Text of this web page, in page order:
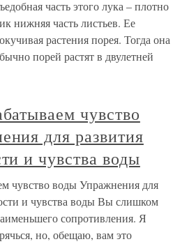
часть этого лука – плотно
нижняя часть листьев. Ее
растения порея. Тогда она
порей растят в двулетней
чувство
для развития
и чувства воды
чувство воды Упражнения для
и чувства воды Вы слишком
сопротивления. Я
но, обещаю, вам это